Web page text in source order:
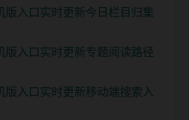
版入口实时更新今日栏目归集
版入口实时更新专题阅读路径
版入口实时更新移动端搜索入